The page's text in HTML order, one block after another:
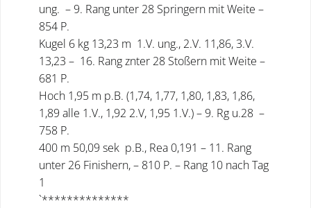
ung. – 9. Rang unter 28 Springern mit Weite –
854 P.
Kugel 6 kg 13,23 m 1.V. ung., 2.V. 11,86, 3.V.
13,23 – 16. Rang znter 28 Stoßern mit Weite –
681 P.
Hoch 1,95 m p.B. (1,74, 1,77, 1,80, 1,83, 1,86,
1,89 alle 1.V., 1,92 2.V, 1,95 1.V.) – 9. Rg u.28 –
758 P.
400 m 50,09 sek p.B., Rea 0,191 – 11. Rang
unter 26 Finishern, – 810 P. – Rang 10 nach Tag
1
`**************